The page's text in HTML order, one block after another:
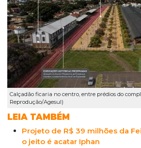
Calçadão ficaria no centro, entre prédios do
Reprodução/Agesul)
LEIA TAMBÉM
Projeto de R$ 39 milhões da
o jeito é acatar Iphan